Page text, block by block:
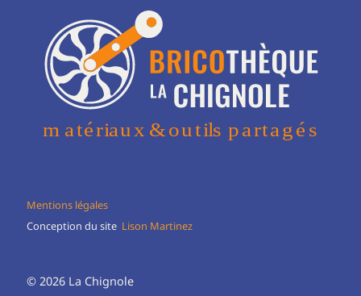
Mentions légales
Conception du site Lison Martinez
© 2026 La Chignole